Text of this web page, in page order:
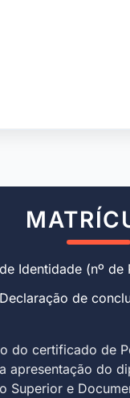
Identidade (nº de
de
do certificado de
apresentação do
Superior e